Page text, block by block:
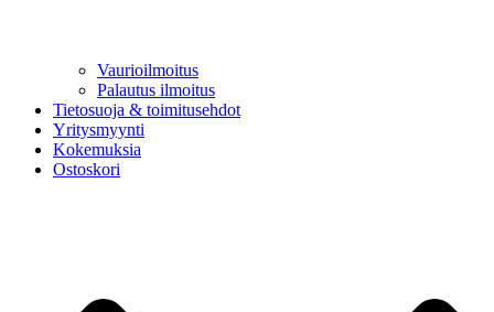
Vaurioilmoitus
Palautus ilmoitus
Tietosuoja & toimitusehdot
Yritysmyynti
Kokemuksia
Ostoskori